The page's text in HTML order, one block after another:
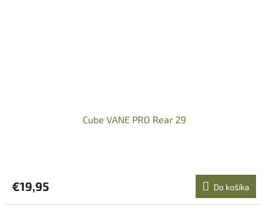
Cube VANE PRO Rear 29
€19,95 Do košíka